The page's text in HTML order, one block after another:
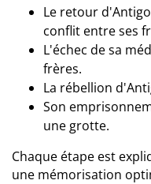
Le retour
conflit entre ses
L'échec de sa
frères.
La rébellion
Son
une grotte.
Chaque étape est
une mémorisation